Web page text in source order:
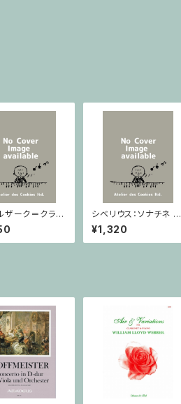
ザーク＝クライ
スラヴ幻想曲 ロ
Op.55-4,
ヴァイオリン
シベリウス：ソナチネ ホ
長調 Op.80 / ヴァイオ
リンとピアノ
¥1,320